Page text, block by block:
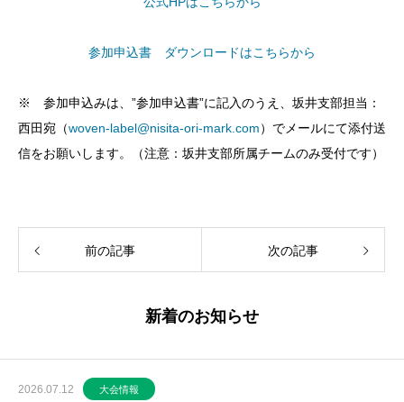
参加申込書 ダウンロードはこちらから
※ 参加申込みは、”参加申込書”に記入のうえ、坂井支部担当：
西田宛（woven-label@nisita-ori-mark.com）でメールにて添付送
信をお願いします。（注意：坂井支部所属チームのみ受付です）
前の記事 次の記事
新着のお知らせ
2026.07.12 大会情報